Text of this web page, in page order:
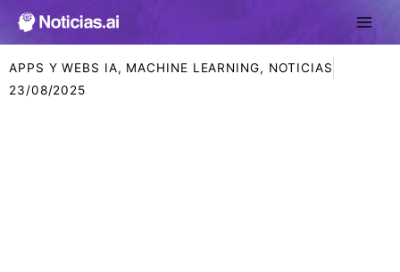
APPS Y WEBS IA, MACHINE LEARNING, NOTICIAS
23/08/2025